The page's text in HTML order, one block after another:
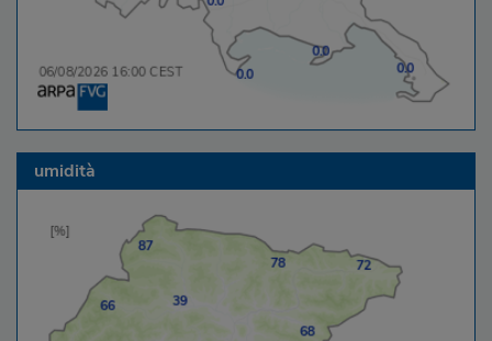
umidità